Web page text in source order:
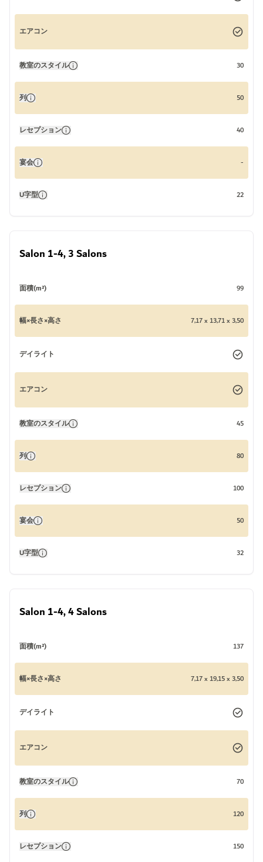
エアコン
教室のスタイル 30
列 50
レセプション 40
宴会 -
U字型 22
Salon 1-4, 3 Salons
面積(m²) 99
幅×長さ×高さ 7,17 x 13,71 x 3,50
デイライト
エアコン
教室のスタイル 45
列 80
レセプション 100
宴会 50
U字型 32
Salon 1-4, 4 Salons
面積(m²) 137
幅×長さ×高さ 7,17 x 19,15 x 3,50
デイライト
エアコン
教室のスタイル 70
列 120
レセプション 150